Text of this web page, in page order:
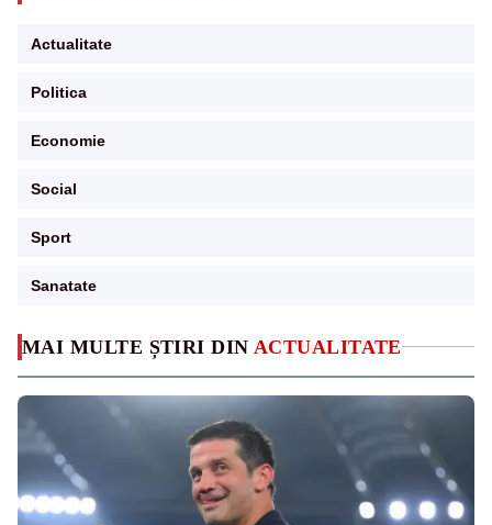
MAI MULTE ȘTIRI DIN ACTUALITATE
Actualitate
Politica
Economie
Social
Sport
Sanatate